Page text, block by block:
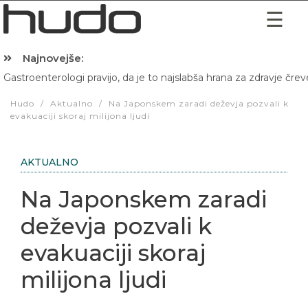
Najnovejše:
Gastroenterologi pravijo, da je to najslabša hrana za zdravje
Hudo / Aktualno /
Na Japonskem zaradi deževja pozvali k
evakuaciji skoraj milijona ljudi
AKTUALNO
Na Japonskem zaradi
deževja pozvali k
evakuaciji skoraj
milijona ljudi